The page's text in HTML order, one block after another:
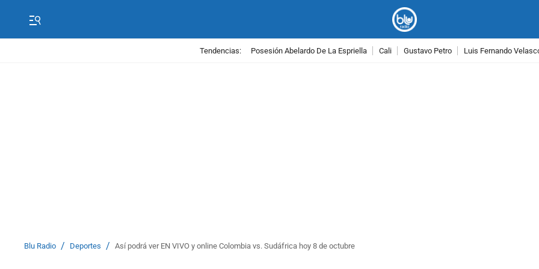
Tendencias: Posesión Abelardo De La Espriella Cali Gustavo Petro Luis Fernando
Blu Radio / Deportes / Así podrá ver EN VIVO y online Colombia vs. Sudáfrica hoy 8 de octubre